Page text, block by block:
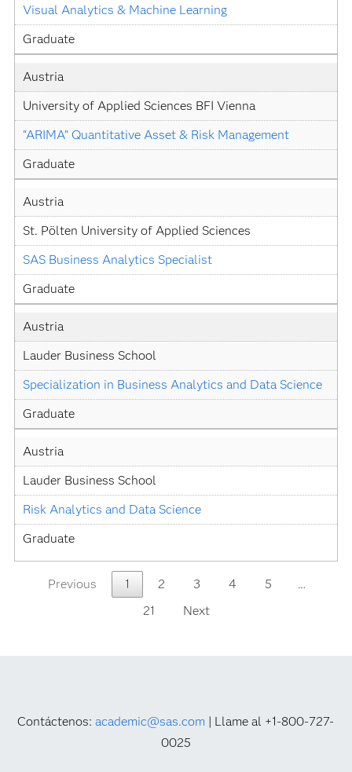
Visual Analytics & Machine Learning
Graduate
Austria
University of Applied Sciences BFI Vienna
“ARIMA” Quantitative Asset & Risk Management
Graduate
Austria
St. Pölten University of Applied Sciences
SAS Business Analytics Specialist
Graduate
Austria
Lauder Business School
Specialization in Business Analytics and Data Science
Graduate
Austria
Lauder Business School
Risk Analytics and Data Science
Graduate
Previous 1 2 3 4 5
…
21
Next
Contáctenos:academic@sas.com | Llame al +1-800-727-
0025